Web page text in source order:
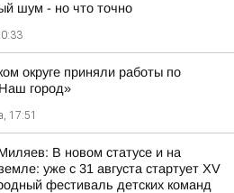
шум - но что точно
округе приняли работы по
город»
17:51
В новом статусе и на
уже с 31 августа стартует XV
фестиваль детских команд